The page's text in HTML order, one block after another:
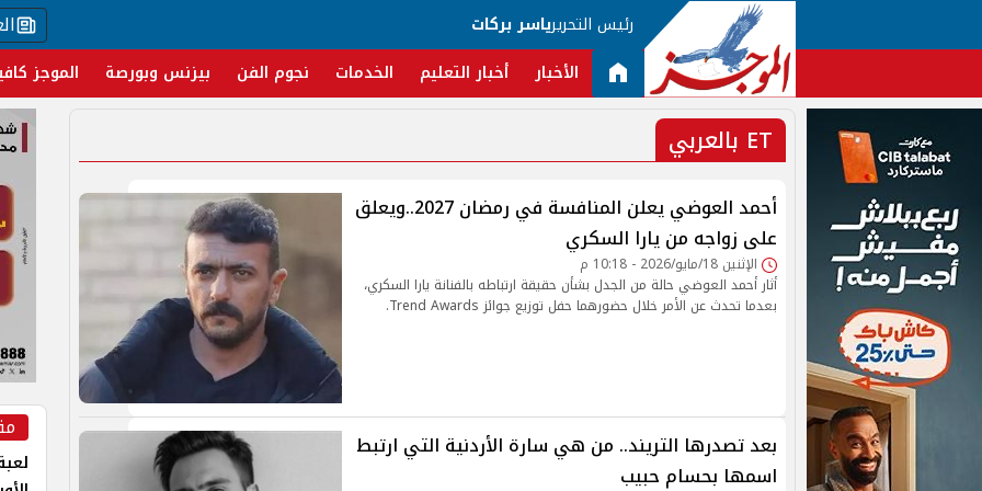
رئيس التحريرياسر بركات
الأخبار أخبار التعليم الخدمات نجوم الفن بيزنس وبورصة الموجز
ET بالعربي
أحمد العوضي يعلن المنافسة في رمضان 2027..ويعلق
على زواجه من يارا السكري
الإثنين 18/مايو/2026 - 10:18 م
أثار أحمد العوضي حالة من الجدل بشأن حقيقة ارتباطه بالفنانة يارا السكري،
بعدما تحدث عن الأمر خلال حضورهما حفل توزيع جوائز Trend Awards.
بعد تصدرها التريند.. من هي سارة الأردنية التي ارتبط
اسمها بحسام حبيب